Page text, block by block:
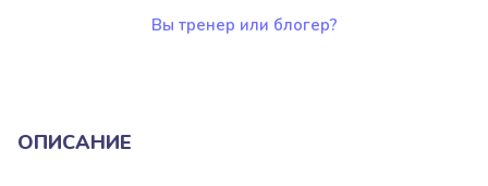
Надувная продукция для дронов
Вы тренер или блогер?
ОПИСАНИЕ